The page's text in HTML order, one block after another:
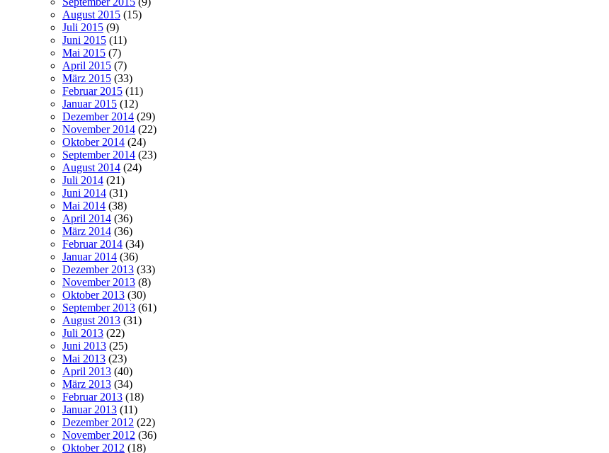
August 2015 (15)
Juli 2015 (9)
Juni 2015 (11)
Mai 2015 (7)
April 2015 (7)
März 2015 (33)
Februar 2015 (11)
Januar 2015 (12)
Dezember 2014 (29)
November 2014 (22)
Oktober 2014 (24)
September 2014 (23)
August 2014 (24)
Juli 2014 (21)
Juni 2014 (31)
Mai 2014 (38)
April 2014 (36)
März 2014 (36)
Februar 2014 (34)
Januar 2014 (36)
Dezember 2013 (33)
November 2013 (8)
Oktober 2013 (30)
September 2013 (61)
August 2013 (31)
Juli 2013 (22)
Juni 2013 (25)
Mai 2013 (23)
April 2013 (40)
März 2013 (34)
Februar 2013 (18)
Januar 2013 (11)
Dezember 2012 (22)
November 2012 (36)
Oktober 2012 (18)